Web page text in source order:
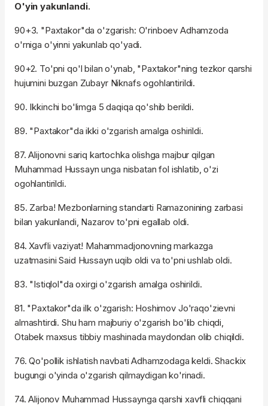
O'yin yakunlandi.
90+3. "Paxtakor"da o'zgarish: O'rinboev Adhamzoda
o'rniga o'yinni yakunlab qo'yadi.
90+2. To'pni qo'l bilan o'ynab, "Paxtakor"ning tezkor qarshi
hujumini buzgan Zubayr Niknafs ogohlantirildi.
90. Ikkinchi bo'limga 5 daqiqa qo'shib berildi.
89. "Paxtakor"da ikki o'zgarish amalga oshirildi.
87. Alijonovni sariq kartochka olishga majbur qilgan
Muhammad Hussayn unga nisbatan fol ishlatib, o'zi
ogohlantirildi.
85. Zarba! Mezbonlarning standarti Ramazonining zarbasi
bilan yakunlandi, Nazarov to'pni egallab oldi.
84. Xavfli vaziyat! Mahammadjonovning markazga
uzatmasini Said Hussayn uqib oldi va to'pni ushlab oldi.
83. "Istiqlol"da oxirgi o'zgarish amalga oshirildi.
81. "Paxtakor"da ilk o'zgarish: Hoshimov Jo'raqo'zievni
almashtirdi. Shu ham majburiy o'zgarish bo'lib chiqdi,
Otabek maxsus tibbiy mashinada maydondan olib chiqildi.
76. Qo'pollik ishlatish navbati Adhamzodaga keldi. Shackix
bugungi o'yinda o'zgarish qilmaydigan ko'rinadi.
74. Alijonov Muhammad Hussaynga qarshi xavfli chiqqani